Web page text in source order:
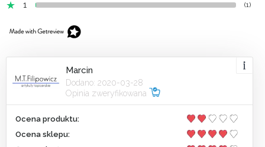
1 (1)
Marcin
Dodano: 2020-03-28
Opinia zweryfikowana
Ocena produktu:
Ocena sklepu: